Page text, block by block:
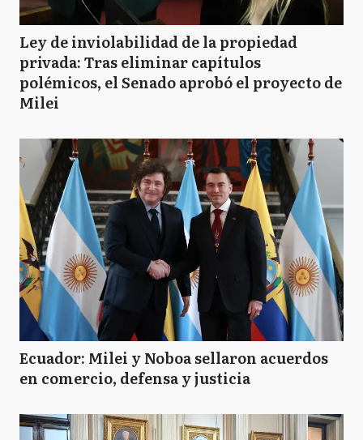
Ley de inviolabilidad de la propiedad
privada: Tras eliminar capítulos
polémicos, el Senado aprobó el proyecto de
Milei
Ecuador: Milei y Noboa sellaron acuerdos
en comercio, defensa y justicia